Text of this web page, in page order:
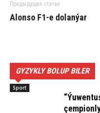
Предыдущая статья
Alonso F1-e dolanýar
GYZYKLY BOLUP BILER
Sport